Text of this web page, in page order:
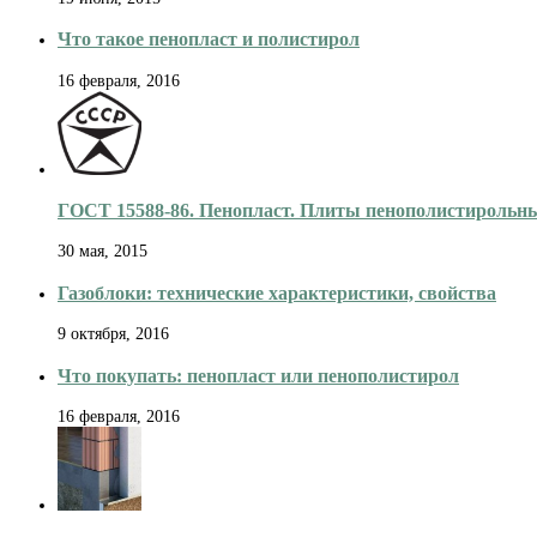
Что такое пенопласт и полистирол
16 февраля, 2016
ГОСТ 15588-86. Пенопласт. Плиты
30 мая, 2015
Газоблоки: технические характеристики, свойства
9 октября, 2016
Что покупать: пенопласт или пенополистирол
16 февраля, 2016